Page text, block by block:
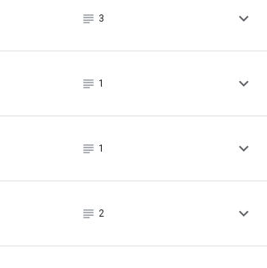
subject_black
3 
subject_black
1 
subject_black
1 
subject_black
2 